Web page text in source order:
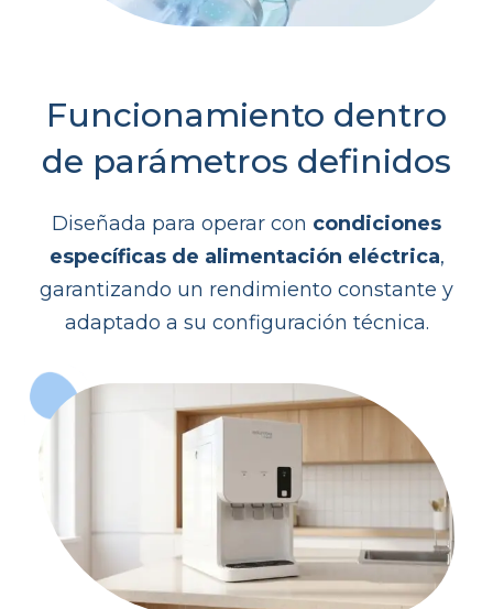
Funcionamiento dentro
de parámetros definidos
Diseñada para operar con condiciones
específicas de alimentación eléctrica,
garantizando un rendimiento constante y
adaptado a su configuración técnica.